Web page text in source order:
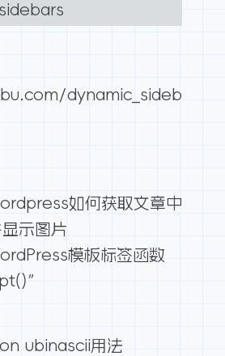
dynamic_sideb
如何获取文章中
示图片
模板标签函数
ubinascii用法